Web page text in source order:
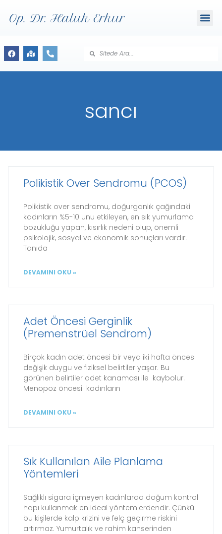
Op. Dr. Haluk Erkur
sancı
Polikistik Over Sendromu (PCOS)
Polikistik over sendromu, doğurganlık çağındaki
kadınların %5-10 unu etkileyen, en sık yumurlama
bozukluğu yapan, kısırlık nedeni olup, önemli
psikolojik, sosyal ve ekonomik sonuçları vardır.
Tanıda
DEVAMINI OKU »
Adet Öncesi Gerginlik
(Premenstrüel Sendrom)
Birçok kadın adet öncesi bir veya iki hafta öncesi
değişik duygu ve fiziksel belirtiler yaşar. Bu
görünen belirtiler adet kanaması ile kaybolur.
Menopoz öncesi kadınların
DEVAMINI OKU »
Sık Kullanılan Aile Planlama
Yöntemleri
Sağlıklı sigara içmeyen kadınlarda doğum kontrol
hapı kullanmak en ideal yöntemlerdendir. Çünkü
bu kişilerde kalp krizini ve felç geçirme riskini
artırmaz. Yumurtalık ve rahim kanserinden